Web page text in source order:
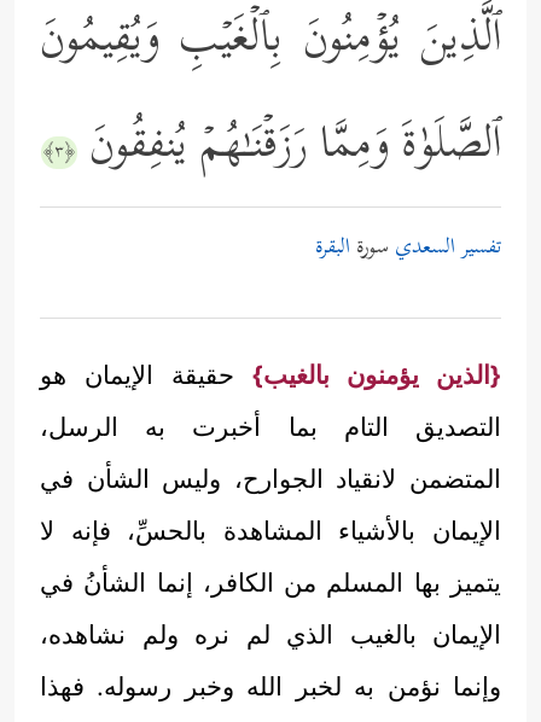
ٱلَّذِینَ یُؤۡمِنُونَ بِٱلۡغَیۡبِ وَیُقِیمُونَ
ٱلصَّلَوٰةَ وَمِمَّا رَزَقۡنَـٰهُمۡ یُنفِقُونَ ﴿٣﴾
تفسير السعدي سورة البقرة
{الذين يؤمنون بالغيب} حقيقة الإيمان هو
التصديق التام بما أخبرت به الرسل،
المتضمن لانقياد الجوارح، وليس الشأن في
الإيمان بالأشياء المشاهدة بالحسِّ، فإنه لا
يتميز بها المسلم من الكافر، إنما الشأنُ في
الإيمان بالغيب الذي لم نره ولم نشاهده،
وإنما نؤمن به لخبر الله وخبر رسوله. فهذا